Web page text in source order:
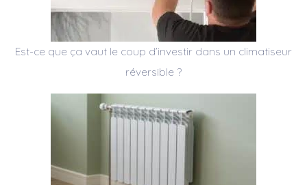
Est-ce que ça vaut le coup d’investir dans un climatiseur
réversible ?